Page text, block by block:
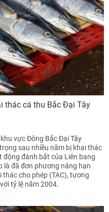
thác cá thu Bắc Đại Tây
vực Đông Bắc Đại Tây
sau nhiều năm bị khai thác
động đánh bắt của Liên bang
là đã đơn phương nâng hạn
thác cho phép (TAC), tương
tỷ lệ năm 2004.